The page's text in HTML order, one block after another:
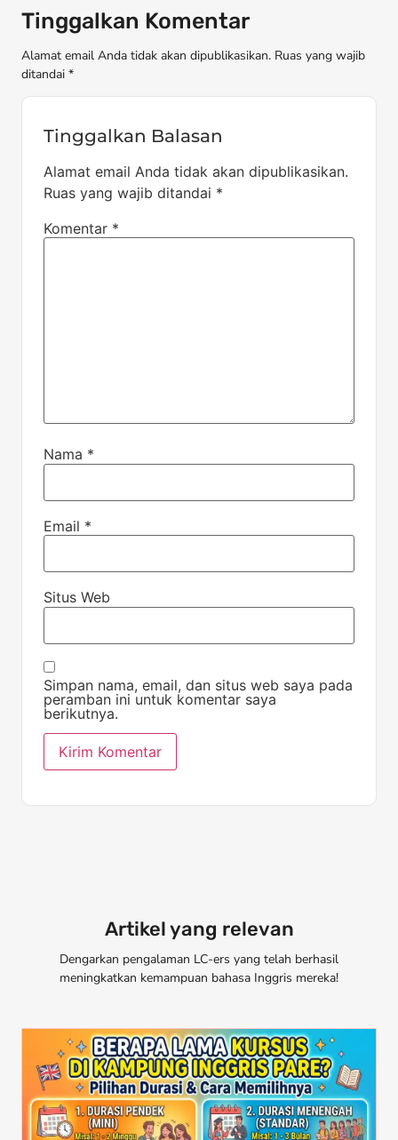
Tinggalkan Komentar
Alamat email Anda tidak akan dipublikasikan. Ruas yang wajib
ditandai *
Tinggalkan Balasan
Alamat email Anda tidak akan dipublikasikan.
Ruas yang wajib ditandai *
Komentar *
Nama *
Email *
Situs Web
Simpan nama, email, dan situs web saya pada
peramban ini untuk komentar saya
berikutnya.
Artikel yang relevan
Dengarkan pengalaman LC-ers yang telah berhasil
meningkatkan kemampuan bahasa Inggris mereka!